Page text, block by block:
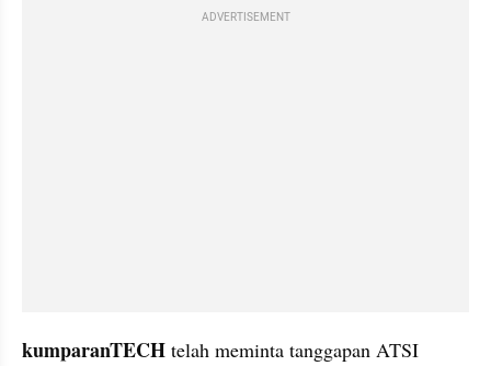
ADVERTISEMENT
kumparanTECH telah meminta tanggapan ATSI